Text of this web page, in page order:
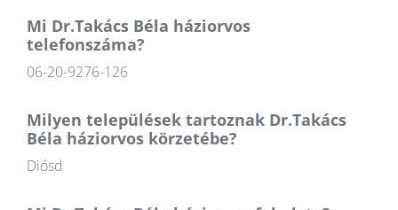
Mi Dr.Takács Béla háziorvos
telefonszáma?
06-20-9276-126
Milyen települések tartoznak Dr.Takács
Béla háziorvos körzetébe?
Diósd